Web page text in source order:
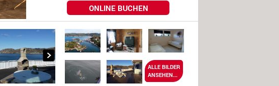
ONLINE BUCHEN
ALLE BILDER
ANSEHEN...